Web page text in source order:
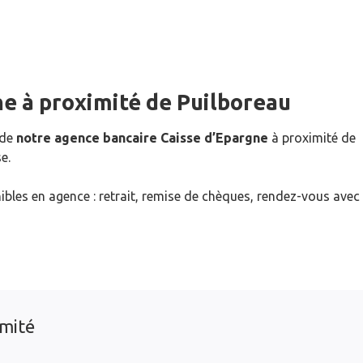
à proximité de Puilboreau
notre agence bancaire Caisse d’Epargne à proximité de
en agence : retrait, remise de chèques, rendez-vous avec